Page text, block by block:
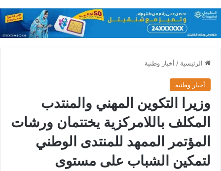
الرئيسية / أخبار وطنية
أخبار وطنية
وزيرا التكوين المهني والمنتدب
المكلف باللامركزية يختتمان ورشات
المؤتمر الممهد للمنتدى الوطني
لتمكين الشباب على مستوى